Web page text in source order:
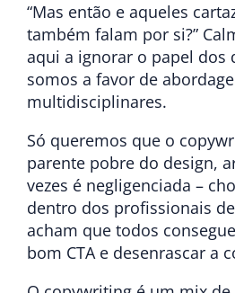
“Mas então e aqueles
também falam por si?”
aqui a ignorar o papel dos
somos a favor de
multidisciplinares.
Só queremos que o
parente pobre do design,
vezes é negligenciada –
dentro dos profissionais
acham que todos
bom CTA e desenrascar a